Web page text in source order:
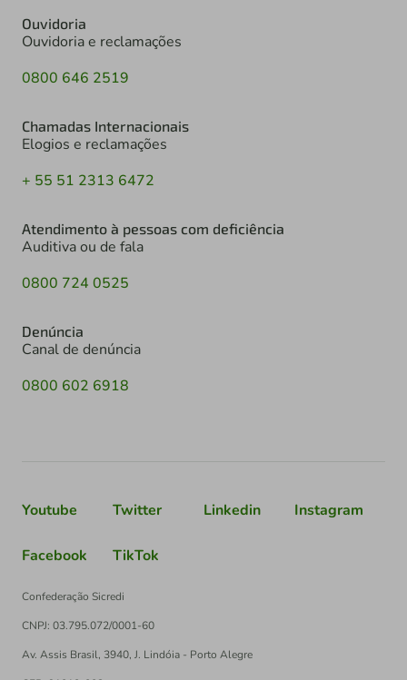
Ouvidoria
Ouvidoria e reclamações
0800 646 2519
Chamadas Internacionais
Elogios e reclamações
+ 55 51 2313 6472
Atendimento à pessoas com deficiência
Auditiva ou de fala
0800 724 0525
Denúncia
Canal de denúncia
0800 602 6918
Youtube Twitter Linkedin Instagram
Facebook TikTok
Confederação Sicredi
CNPJ: 03.795.072/0001-60
Av. Assis Brasil, 3940, J. Lindóia - Porto Alegre